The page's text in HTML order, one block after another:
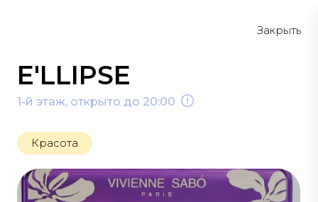
Схема
КРАСОТА
Закрыть
E'LLIPSE
1-й этаж, открыто до 20:00
Красота